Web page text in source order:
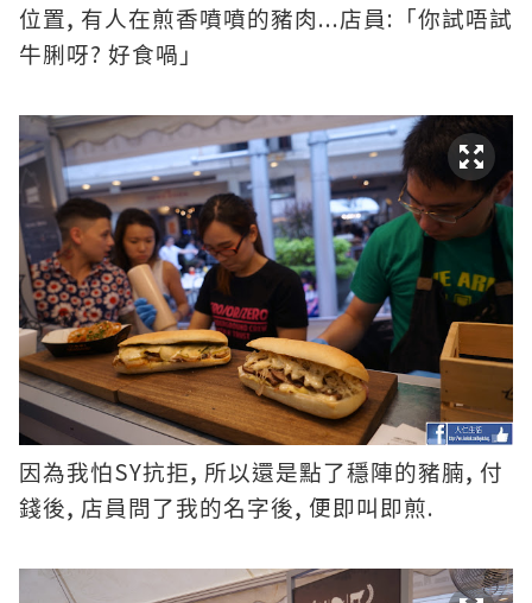
位置, 有人在煎香噴噴的豬肉...店員 : 「你試唔試
牛脷呀? 好食喎」
因為我怕SY抗拒, 所以還是點了穩陣的豬腩, 付
錢後, 店員問了我的名字後, 便 即叫即煎.